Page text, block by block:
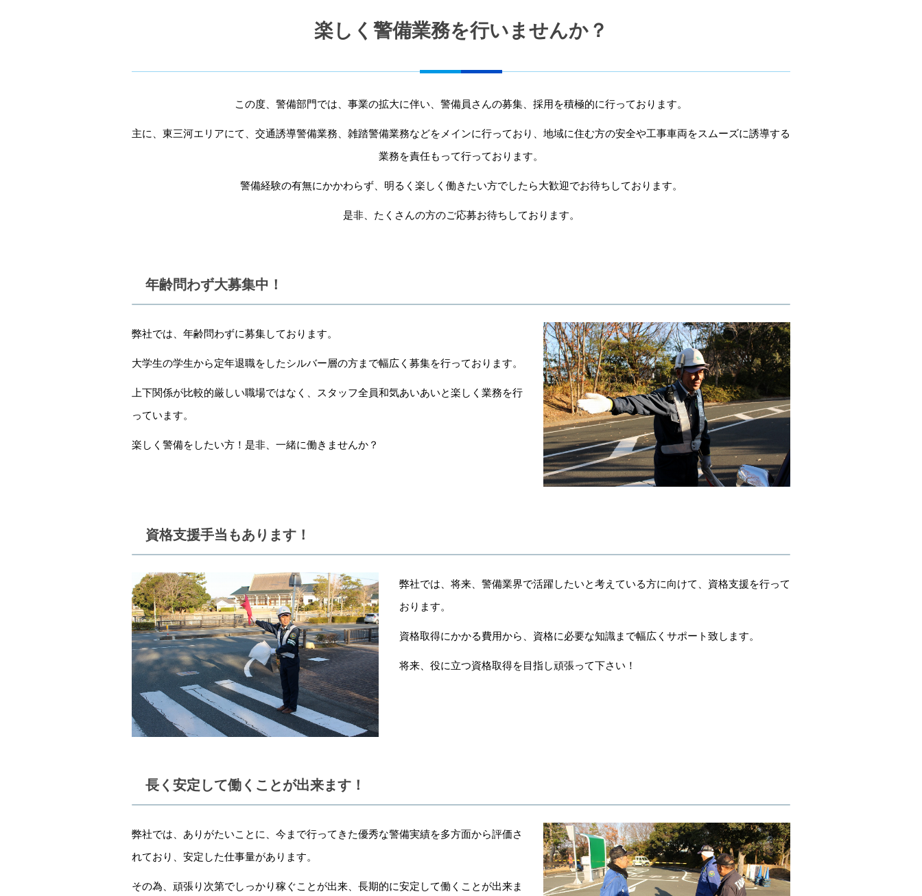
楽しく警備業務を行いませんか？
この度、警備部門では、事業の拡大に伴い、警備員さんの募集、採用を積極的に行っております。
主に、東三河エリアにて、交通誘導警備業務、雑踏警備業務などをメインに行っており、地域に住む方の安全や工事車両をスムーズに誘導する
業務を責任もって行っております。
警備経験の有無にかかわらず、明るく楽しく働きたい方でしたら大歓迎でお待ちしております。
是非、たくさんの方のご応募お待ちしております。
年齢問わず大募集中！
弊社では、年齢問わずに募集しております。
大学生の学生から定年退職をしたシルバー層の方まで幅広く募集を行っております。
上下関係が比較的厳しい職場ではなく、スタッフ全員和気あいあいと楽しく業務を行
っています。
楽しく警備をしたい方！是非、一緒に働きませんか？
資格支援手当もあります！
弊社では、将来、警備業界で活躍したいと考えている方に向けて、資格支援を行って
おります。
資格取得にかかる費用から、資格に必要な知識まで幅広くサポート致します。
将来、役に立つ資格取得を目指し頑張って下さい！
長く安定して働くことが出来ます！
弊社では、ありがたいことに、今まで行ってきた優秀な警備実績を多方面から評価さ
れており、安定した仕事量があります。
その為、頑張り次第でしっかり稼ぐことが出来、長期的に安定して働くことが出来ま